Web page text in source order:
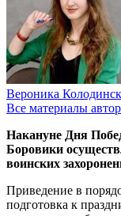
Вероника
Все материалы
Накануне Дня
Боровики
воинских
Приведение в
подготовка к